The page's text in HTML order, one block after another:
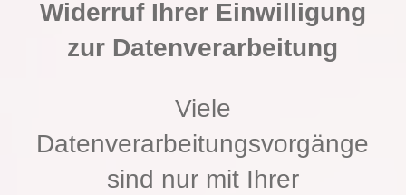
Widerruf Ihrer Einwilligung
zur Datenverarbeitung
Viele
Datenverarbeitungsvorgänge
sind nur mit Ihrer